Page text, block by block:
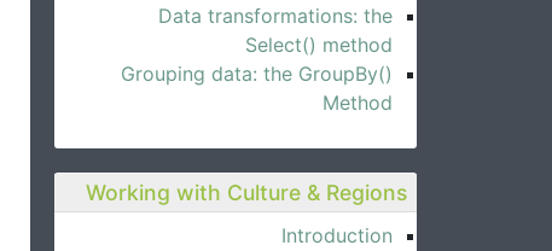
Data transformations: the
Select() method
Grouping data: the GroupBy()
Method
Working with Culture & Regions
Introduction